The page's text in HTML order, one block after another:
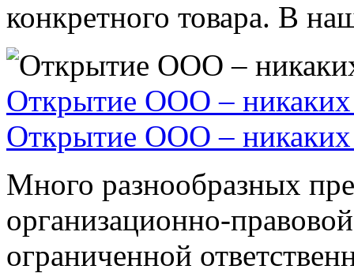
конкретного товара. В
Открытие ООО – никаких
Открытие ООО – никаких
Много разнообразных
организационно-
ограниченной